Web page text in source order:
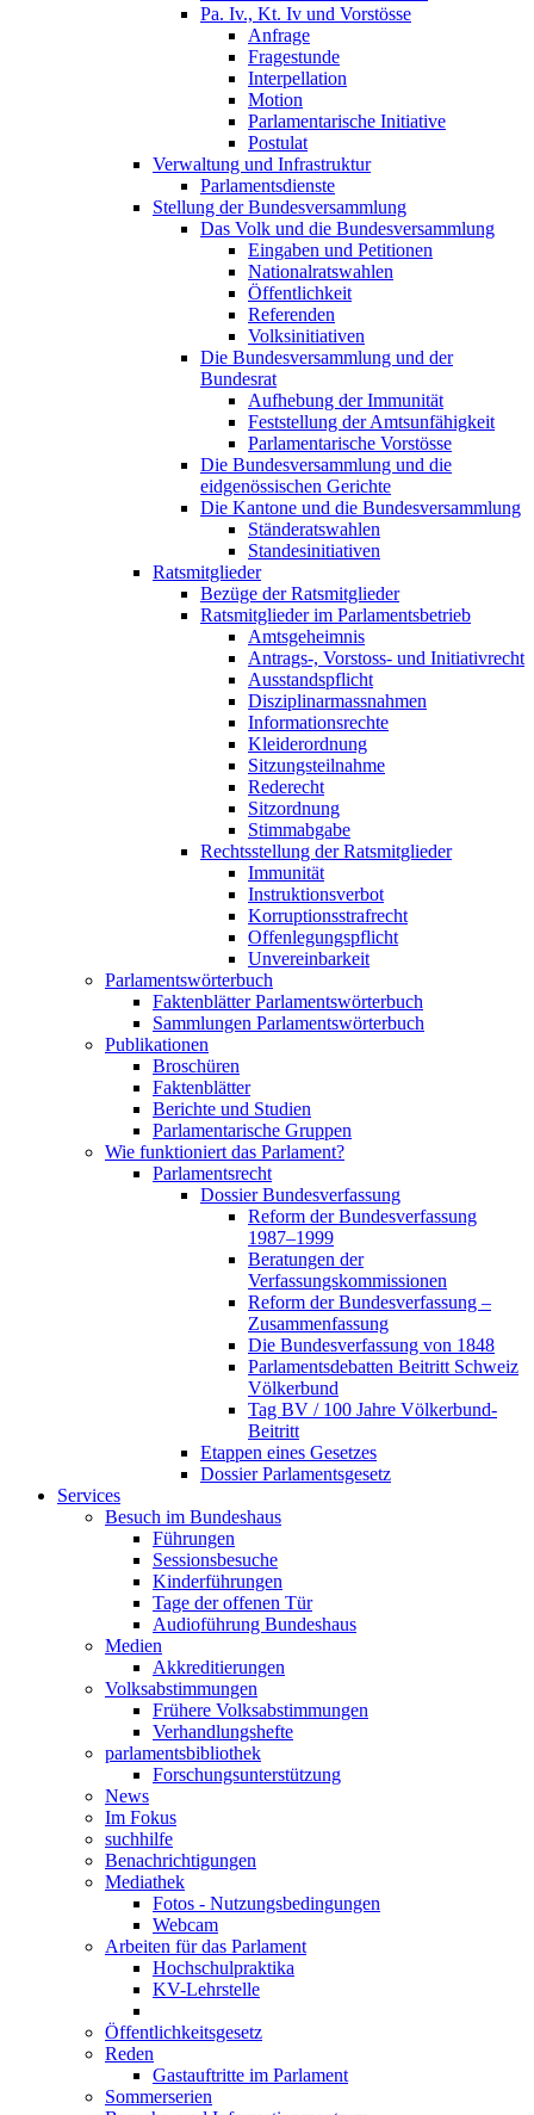
Pa. Iv., Kt. Iv und Vorstösse
Anfrage
Fragestunde
Interpellation
Motion
Parlamentarische Initiative
Postulat
Verwaltung und Infrastruktur
Parlamentsdienste
Stellung der Bundesversammlung
Das Volk und die Bundesversammlung
Eingaben und Petitionen
Nationalratswahlen
Öffentlichkeit
Referenden
Volksinitiativen
Die Bundesversammlung und der
Bundesrat
Aufhebung der Immunität
Feststellung der Amtsunfähigkeit
Parlamentarische Vorstösse
Die Bundesversammlung und die
eidgenössischen Gerichte
Die Kantone und die Bundesversammlung
Ständeratswahlen
Standesinitiativen
Ratsmitglieder
Bezüge der Ratsmitglieder
Ratsmitglieder im Parlamentsbetrieb
Amtsgeheimnis
Antrags-, Vorstoss- und Initiativrecht
Ausstandspflicht
Disziplinarmassnahmen
Informationsrechte
Kleiderordnung
Sitzungsteilnahme
Rederecht
Sitzordnung
Stimmabgabe
Rechtsstellung der Ratsmitglieder
Immunität
Instruktionsverbot
Korruptionsstrafrecht
Offenlegungspflicht
Unvereinbarkeit
Parlamentswörterbuch
Faktenblätter Parlamentswörterbuch
Sammlungen Parlamentswörterbuch
Publikationen
Broschüren
Faktenblätter
Berichte und Studien
Parlamentarische Gruppen
Wie funktioniert das Parlament?
Parlamentsrecht
Dossier Bundesverfassung
Reform der Bundesverfassung
1987–1999
Beratungen der
Verfassungskommissionen
Reform der Bundesverfassung –
Zusammenfassung
Die Bundesverfassung von 1848
Parlamentsdebatten Beitritt Schweiz
Völkerbund
Tag BV / 100 Jahre Völkerbund-
Beitritt
Etappen eines Gesetzes
Dossier Parlamentsgesetz
Services
Besuch im Bundeshaus
Führungen
Sessionsbesuche
Kinderführungen
Tage der offenen Tür
Audioführung Bundeshaus
Medien
Akkreditierungen
Volksabstimmungen
Frühere Volksabstimmungen
Verhandlungshefte
parlamentsbibliothek
Forschungsunterstützung
News
Im Fokus
suchhilfe
Benachrichtigungen
Mediathek
Fotos - Nutzungsbedingungen
Webcam
Arbeiten für das Parlament
Hochschulpraktika
KV-Lehrstelle
Öffentlichkeitsgesetz
Reden
Gastauftritte im Parlament
Sommerserien